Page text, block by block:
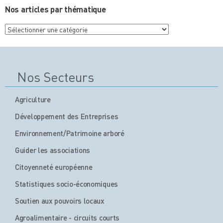
Nos articles par thématique
Nos
articles
Nos Secteurs
Agriculture
Développement des Entreprises
Environnement/Patrimoine arboré
Guider les associations
Citoyenneté européenne
Statistiques socio-économiques
Soutien aux pouvoirs locaux
Agroalimentaire - circuits courts